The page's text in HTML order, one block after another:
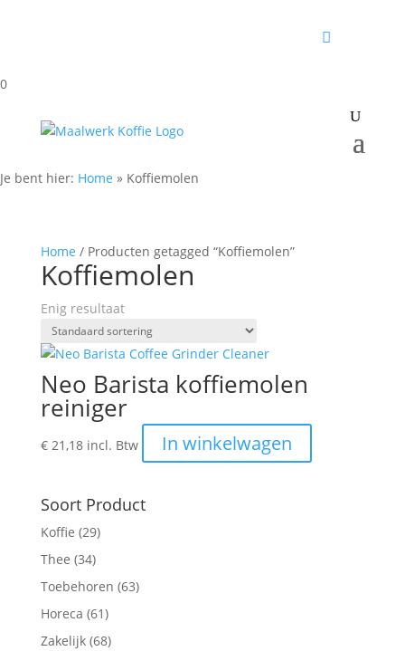
0
Je bent hier: Home » Koffiemolen
Home / Producten getagged “Koffiemolen”
Koffiemolen
Enig resultaat
Neo Barista koffiemolen
reiniger
€21,18 incl. Btw In winkelwagen
Soort Product
Koffie (29)
Thee (34)
Toebehoren (63)
Horeca (61)
Zakelijk (68)